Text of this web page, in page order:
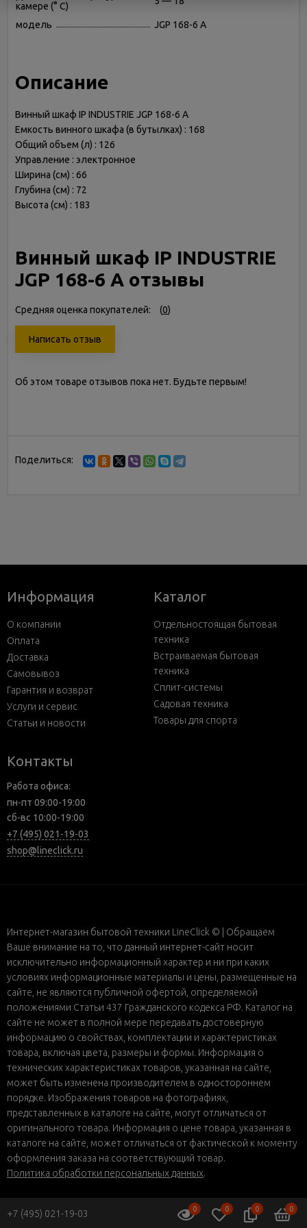
камере (° С)
модель JGP 168-6 A
Описание
Винный шкаф IP INDUSTRIE JGP 168-6 A
Емкость винного шкафа (в бутылках) : 168
Общий объем (л) : 126
Управление : электронное
Ширина (см) : 66
Глубина (см) : 72
Высота (см) : 183
Винный шкаф IP INDUSTRIE
JGP 168-6 A отзывы
Средняя оценка покупателей: (0)
Написать отзыв
Об этом товаре отзывов пока нет. Будьте первым!
Поделиться:
Информация
О компании
Оплата
Доставка
Самовывоз
Гарантия и возврат
Услуги и сервис
Статьи и новости
Каталог
Отдельностоящая бытовая
техника
Встраиваемая бытовая
техника
Сплит-системы
Садовая техника
Товары для спорта
Контакты
Работа офиса:
пн-пт 09:00-19:00
сб-вс 10:00-19:00
+7 (495) 021-19-03
shop@lineclick.ru
Интернет-магазин бытовой техники LineClick © | Обращаем
Ваше внимание на то, что данный интернет-сайт носит
исключительно информационный характер и ни при каких
условиях информационные материалы и цены, размещенные на
сайте, не являются публичной офертой, определяемой
положениями Статьи 437 Гражданского кодекса РФ. Каталог на
сайте не может в полной мере передавать достоверную
информацию о свойствах, комплектации и характеристиках
товара, включая цвета, размеры и формы. Информация о
технических характеристиках товаров, указанная на сайте,
может быть изменена производителем в одностороннем
порядке. Изображения товаров на фотографиях,
представленных в каталоге на сайте, могут отличаться от
оригинального товара. Информация о цене товара, указанная в
каталоге на сайте, может отличаться от фактической к моменту
оформления заказа на соответствующий товар.
Политика обработки персональных данных.
0 0 0 0
+7 (495) 021-19-03